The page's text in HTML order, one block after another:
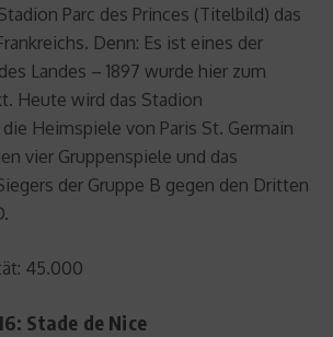
Parc des Princes (Titelbild) das
Denn: Es ist eines der
Landes – 1897 wurde hier zum
Heute wird das Stadion
Heimspiele von Paris St. Germain
vier Gruppenspiele und das
der Gruppe B gegen den Dritten
45.000
Stade de Nice